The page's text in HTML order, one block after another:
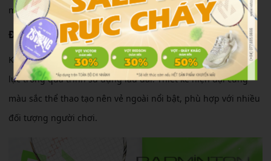
mà không gây mỏi tay.
Độ bền & thiết kế
Khung Carbon Graphite giúp tăng độ bền và khả năng chịu
lực trong quá trình sử dụng lâu dài. Thiết kế hiện đại cùng
màu sắc thể thao tạo nên vẻ ngoài nổi bật, phù hợp với nhiều
đối tượng người chơi.